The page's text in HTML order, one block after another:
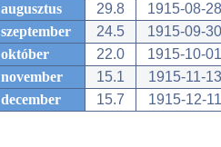
augusztus
29.8
1915-08-28
szeptember
24.5
1915-09-30
október
22.0
1915-10-01
november
15.1
1915-11-13
december
15.7 1915-12-11